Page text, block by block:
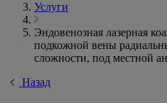
Услуги
Эндовенозная лазерная
подкожной вены
сложности, под местной
Назад